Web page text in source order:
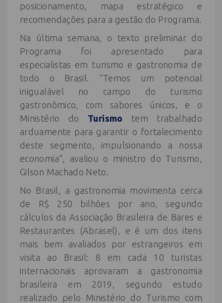
posicionamento, mapa estratégico e
recomendações para a gestão do Programa.
Na última semana, o texto preliminar do
Programa foi apresentado para
especialistas em turismo e gastronomia de
todo o Brasil. “Temos um potencial
inigualável no campo do turismo
gastronômico, com sabores únicos, e o
Ministério do Turismo tem trabalhado
arduamente para garantir o fortalecimento
deste segmento, impulsionando a nossa
economia”, avaliou o ministro do Turismo,
Gilson Machado Neto.
No Brasil, a gastronomia movimenta cerca
de R$ 250 bilhões por ano, segundo
cálculos da Associação Brasileira de Bares e
Restaurantes (Abrasel), e é um dos itens
mais bem avaliados por estrangeiros em
visita ao Brasil: 8 em cada 10 turistas
internacionais aprovaram a gastronomia
brasileira em 2019, segundo estudo
realizado pelo Ministério do Turismo com